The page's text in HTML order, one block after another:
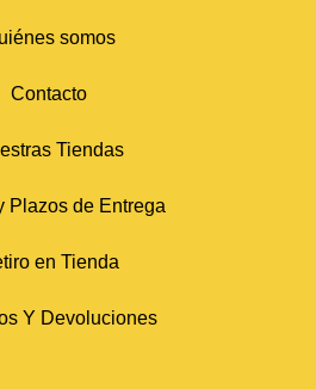
somos
Contacto
Tiendas
Plazos de Entrega
en Tienda
Y Devoluciones